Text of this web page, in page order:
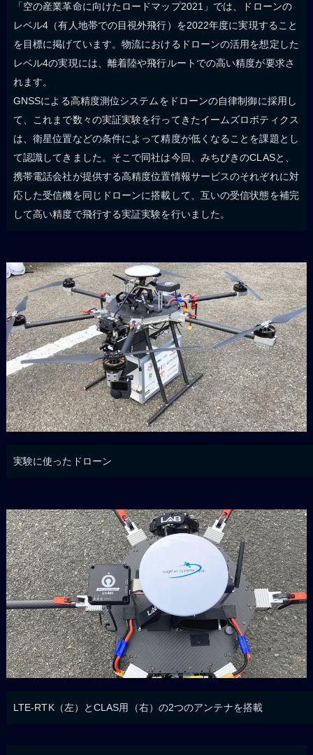
「空の産業革命に向けたロードマップ2021」では、ドローンの
レベル4（有人地帯での目視外飛行）を2022年度に実現すること
を目標に掲げています。物流におけるドローンの活用を想定した
レベル4の実現には、離着陸や飛行ルートでの高い精度が要求さ
れます。
GNSSによる高精度測位システムをドローンの自律制御に採用し
て、これまで数々の実証実験を行ってきたイームズロボティクス
は、衛星位置などの条件によって精度が低くなることを課題とし
て認識してきました。そこで同社は今回、みちびきのCLASと、
携帯電話会社が提供する高精度位置情報サービスのそれぞれに対
応した受信機を同じドローンに搭載して、互いの受信状態を補完
して高い精度で飛行する実証実験を行いました。
実験に使ったドローン
LTE-RTK（左）とCLAS用（右）の2つのアンテナを搭載